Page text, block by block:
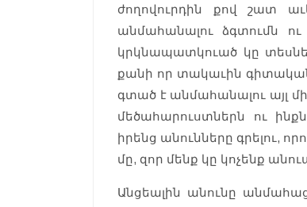
ժողովուրդին քով շատ
անմահանալու ձգտումն
կրկնապատկուած կը
քանի որ տակաւին գիտական
գտած է անմահանալու այլ
մեծահարուստներն ու
իրենց անունները գրելու,
մը, զոր մենք կը կոչենք
Անցեալին անունը